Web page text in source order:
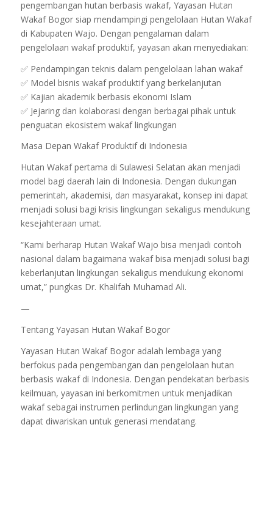
pengembangan hutan berbasis wakaf, Yayasan Hutan
Wakaf Bogor siap mendampingi pengelolaan Hutan Wakaf
di Kabupaten Wajo. Dengan pengalaman dalam
pengelolaan wakaf produktif, yayasan akan menyediakan:
✅ Pendampingan teknis dalam pengelolaan lahan wakaf
✅ Model bisnis wakaf produktif yang berkelanjutan
✅ Kajian akademik berbasis ekonomi Islam
✅ Jejaring dan kolaborasi dengan berbagai pihak untuk
penguatan ekosistem wakaf lingkungan
Masa Depan Wakaf Produktif di Indonesia
Hutan Wakaf pertama di Sulawesi Selatan akan menjadi
model bagi daerah lain di Indonesia. Dengan dukungan
pemerintah, akademisi, dan masyarakat, konsep ini dapat
menjadi solusi bagi krisis lingkungan sekaligus mendukung
kesejahteraan umat.
“Kami berharap Hutan Wakaf Wajo bisa menjadi contoh
nasional dalam bagaimana wakaf bisa menjadi solusi bagi
keberlanjutan lingkungan sekaligus mendukung ekonomi
umat,” pungkas Dr. Khalifah Muhamad Ali.
—
Tentang Yayasan Hutan Wakaf Bogor
Yayasan Hutan Wakaf Bogor adalah lembaga yang
berfokus pada pengembangan dan pengelolaan hutan
berbasis wakaf di Indonesia. Dengan pendekatan berbasis
keilmuan, yayasan ini berkomitmen untuk menjadikan
wakaf sebagai instrumen perlindungan lingkungan yang
dapat diwariskan untuk generasi mendatang.